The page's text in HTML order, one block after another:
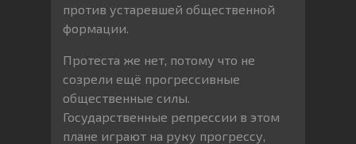
против устаревшей общественной
формации.
Протеста же нет, потому что не
созрели ещё прогрессивные
общественные силы.
Государственные репрессии в этом
плане играют на руку прогрессу,